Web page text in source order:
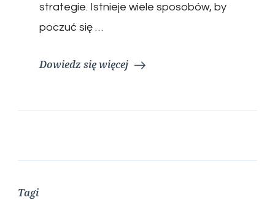
strategie. Istnieje wiele sposobów, by
poczuć się …
Dowiedz się więcej
Tagi